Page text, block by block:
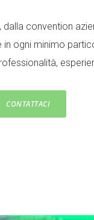
convention
ogni minimo
CONTATTACI